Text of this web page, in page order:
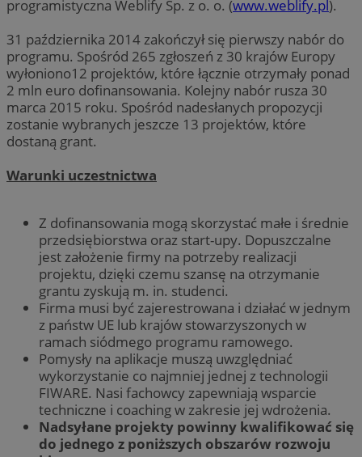
programistyczna Weblify Sp. z o. o. (www.weblify.pl).
31 października 2014 zakończył się pierwszy nabór do
programu. Spośród 265 zgłoszeń z 30 krajów Europy
wyłoniono12 projektów, które łącznie otrzymały ponad
2 mln euro dofinansowania. Kolejny nabór rusza 30
marca 2015 roku. Spośród nadesłanych propozycji
zostanie wybranych jeszcze 13 projektów, które
dostaną grant.
Warunki uczestnictwa
Z dofinansowania mogą skorzystać małe i średnie
przedsiębiorstwa oraz start-upy. Dopuszczalne
jest założenie firmy na potrzeby realizacji
projektu, dzięki czemu szansę na otrzymanie
grantu zyskują m. in. studenci.
Firma musi być zajerestrowana i działać w jednym
z państw UE lub krajów stowarzyszonych w
ramach siódmego programu ramowego.
Pomysły na aplikacje muszą uwzględniać
wykorzystanie co najmniej jednej z technologii
FIWARE. Nasi fachowcy zapewniają wsparcie
techniczne i coaching w zakresie jej wdrożenia.
Nadsyłane projekty powinny kwalifikować się
do jednego z poniższych obszarów rozwoju